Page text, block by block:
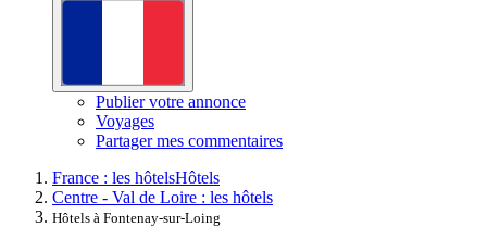
Publier votre annonce
Voyages
Partager mes commentaires
France : les hôtelsHôtels
Centre - Val de Loire : les hôtels
Hôtels à Fontenay-sur-Loing